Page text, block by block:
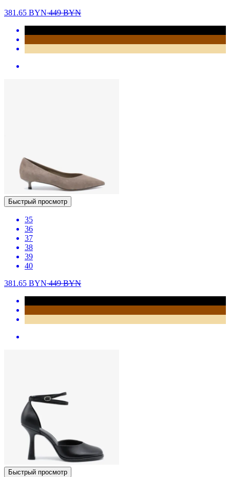
381.65 BYN449BYN
Быстрый просмотр
35
36
37
38
39
40
381.65 BYN449BYN
Быстрый просмотр